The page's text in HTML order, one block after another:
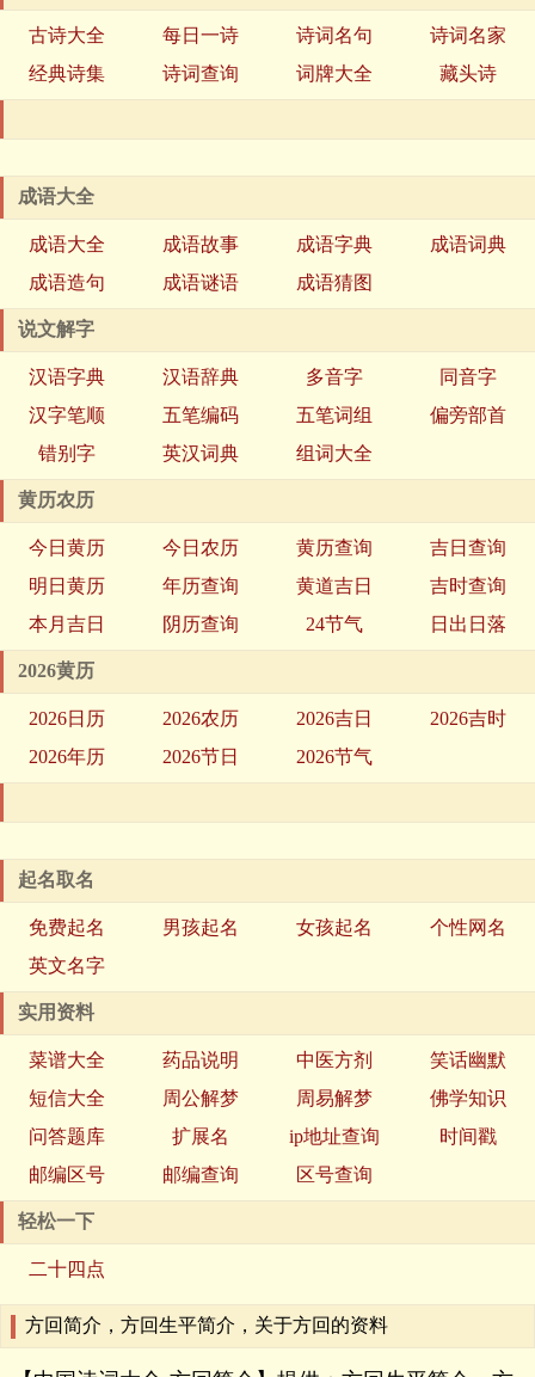
古诗大全 每日一诗 诗词名句
诗词名家
经典诗集
诗词查询 词牌大全 藏头诗
成语大全
成语大全 成语故事 成语字典
成语词典
成语造句
成语谜语 成语猜图
说文解字
汉语字典 汉语辞典 多音字
同音字
汉字笔顺
五笔编码 五笔词组
偏旁部首
错别字
英汉词典 组词大全
黄历农历
今日黄历 今日农历 黄历查询
吉日查询
明日黄历
年历查询 黄道吉日
吉时查询
本月吉日
阴历查询 24节气 日出日落
2026黄历
2026日历 2026农历 2026吉日
2026吉时
2026年历
2026节日 2026节气
起名取名
免费起名 男孩起名 女孩起名
个性网名
英文名字
实用资料
菜谱大全 药品说明 中医方剂
笑话幽默
短信大全
周公解梦 周易解梦
佛学知识
问答题库
扩展名 ip地址查询
时间戳
邮编区号
邮编查询 区号查询
轻松一下
二十四点
方回简介，方回生平简介，关于方回的资料